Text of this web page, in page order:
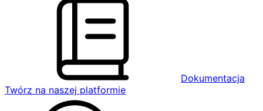
Dokumentacja
Twórz na naszej platformie